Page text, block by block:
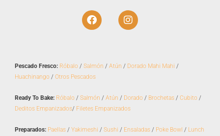
F
a
o
o
I
n
g
Pescado Fresco: Róbalo / Salmón / Atún / Dorado Mahi Mahi /
Huachinango / Otros Pescados
Ready To Bake: Róbalo / Salmón / Atún / Dorado / Brochetas / Cubito /
Deditos Empanizados/ Filetes Empanizados
Preparados: Paellas / Yakimeshi / Sushi / Ensaladas / Poke Bowl / Lunch